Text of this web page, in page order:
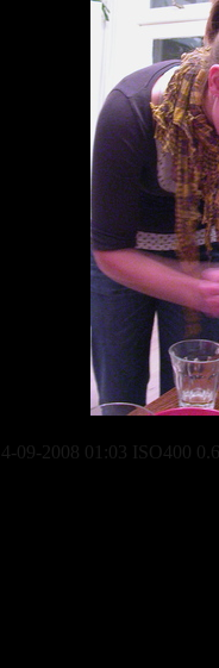
14-09-2008 01:03 ISO400